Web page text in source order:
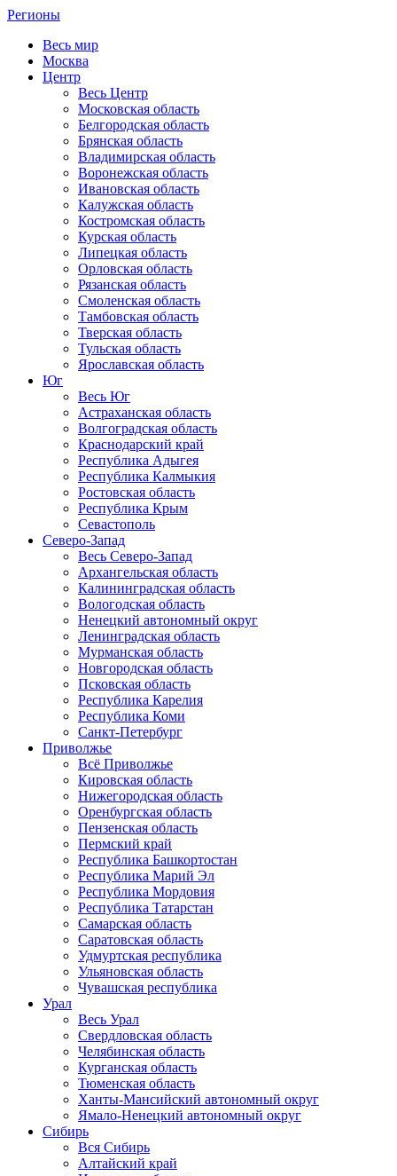
Регионы
Весь мир
Москва
Центр
Весь Центр
Московская область
Белгородская область
Брянская область
Владимирская область
Воронежская область
Ивановская область
Калужская область
Костромская область
Курская область
Липецкая область
Орловская область
Рязанская область
Смоленская область
Тамбовская область
Тверская область
Тульская область
Ярославская область
Юг
Весь Юг
Астраханская область
Волгоградская область
Краснодарский край
Республика Адыгея
Республика Калмыкия
Ростовская область
Республика Крым
Севастополь
Северо-Запад
Весь Северо-Запад
Архангельская область
Калининградская область
Вологодская область
Ненецкий автономный округ
Ленинградская область
Мурманская область
Новгородская область
Псковская область
Республика Карелия
Республика Коми
Санкт-Петербург
Приволжье
Всё Приволжье
Кировская область
Нижегородская область
Оренбургская область
Пензенская область
Пермский край
Республика Башкортостан
Республика Марий Эл
Республика Мордовия
Республика Татарстан
Самарская область
Саратовская область
Удмуртская республика
Ульяновская область
Чувашская республика
Урал
Весь Урал
Свердловская область
Челябинская область
Курганская область
Тюменская область
Ханты-Мансийский автономный округ
Ямало-Ненецкий автономный округ
Сибирь
Вся Сибирь
Алтайский край